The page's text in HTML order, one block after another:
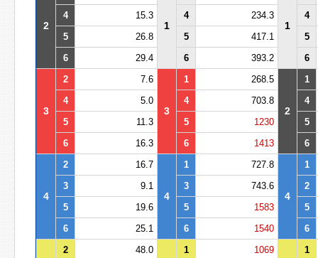
2 1 1
4
15.3 4 234.3
4
5
26.8 5 417.1
5
6
29.4 6 393.2 6
3
2 7.6
3
1 268.5
2
1
4
5.0 4 703.8
4
5
11.3 5 1230
5
6
16.3 6 1413 6
4
2 16.7
4
1 727.8
4
1
3
9.1 3 743.6
2
5
19.6 5 1583
5
6
25.1 6 1540 6
2 48.0 1 1069
1